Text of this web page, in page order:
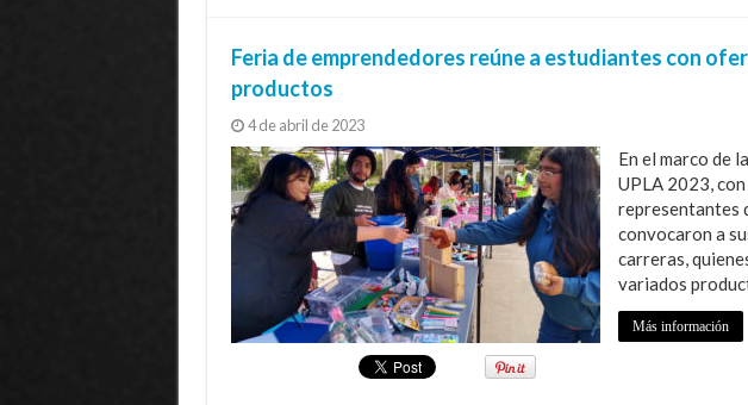
Feria de emprendedores reúne a estudiantes con
productos
4 de abril de 2023
En el marco de
UPLA 2023,
representantes
convocaron a
carreras,
variados
Más información